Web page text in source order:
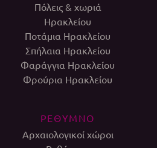
Πόλεις & χωριά
Ηρακλείου
Ποτάμια Ηρακλείου
Σπήλαια Ηρακλείου
Φαράγγια Ηρακλείου
Φρούρια Ηρακλείου
ΡΕΘΥΜΝΟ
Αρχαιολογικοί χώροι